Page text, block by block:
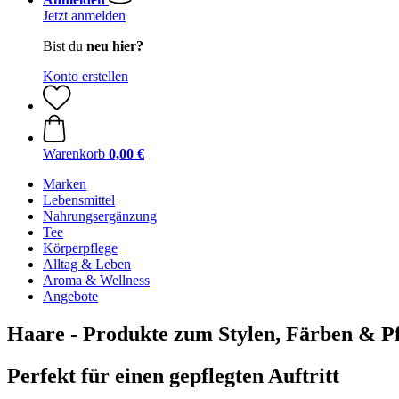
Jetzt anmelden
Bist du neu hier?
Konto erstellen
Warenkorb 0,00 €
Marken
Lebensmittel
Nahrungsergänzung
Tee
Körperpflege
Alltag & Leben
Aroma & Wellness
Angebote
Haare - Produkte zum Stylen, Färben &
Perfekt für einen gepflegten Auftritt